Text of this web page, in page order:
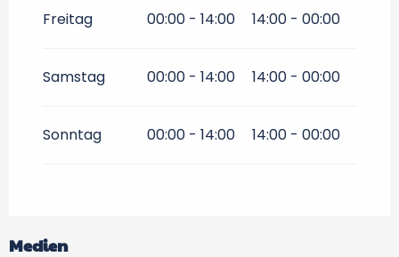
Freitag 00:00 - 14:00 14:00 - 00:00
Samstag 00:00 - 14:00 14:00 - 00:00
Sonntag 00:00 - 14:00 14:00 - 00:00
Medien